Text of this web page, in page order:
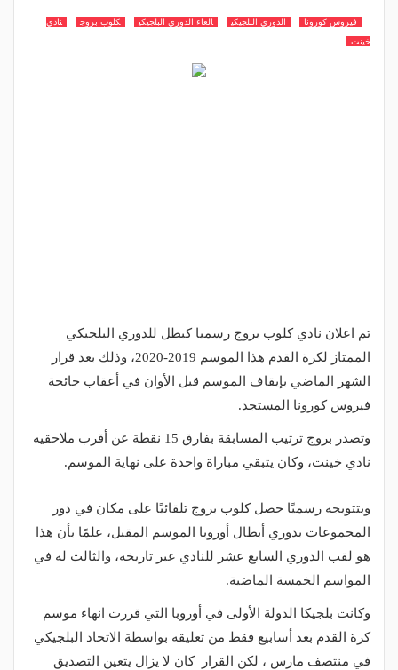
فيروس كورونا الدوري البلجيكي الغاء الدوري البلجيكي كلوب بروج
نادي
خينت
تم اعلان نادي كلوب بروج رسميا كبطل للدوري البلجيكي
الممتاز لكرة القدم هذا الموسم 2019-2020، وذلك بعد قرار
الشهر الماضي بإيقاف الموسم قبل الأوان في أعقاب جائحة
فيروس كورونا المستجد.
وتصدر بروج ترتيب المسابقة بفارق 15 نقطة عن أقرب ملاحقيه
نادي خينت، وكان يتبقي مباراة واحدة على نهاية الموسم.
وبتتويجه رسميًا حصل كلوب بروج تلقائيًا على مكان في دور
المجموعات بدوري أبطال أوروبا الموسم المقبل، علمًا بأن هذا
هو لقب الدوري السابع عشر للنادي عبر تاريخه، والثالث له في
المواسم الخمسة الماضية.
وكانت بلجيكا الدولة الأولى في أوروبا التي قررت انهاء موسم
كرة القدم بعد أسابيع فقط من تعليقه بواسطة الاتحاد البلجيكي
في منتصف مارس ، لكن القرار كان لا يزال يتعين التصديق